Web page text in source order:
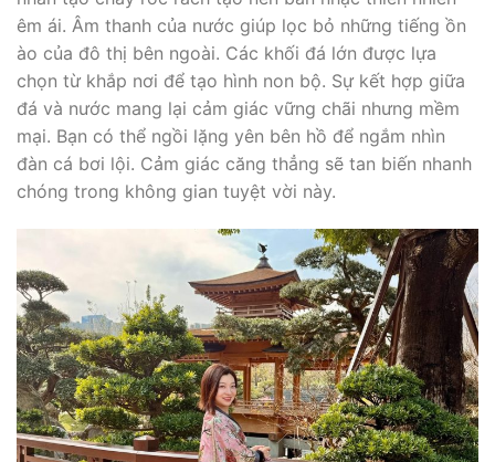
êm ái. Âm thanh của nước giúp lọc bỏ những tiếng ồn
ào của đô thị bên ngoài. Các khối đá lớn được lựa
chọn từ khắp nơi để tạo hình non bộ. Sự kết hợp giữa
đá và nước mang lại cảm giác vững chãi nhưng mềm
mại. Bạn có thể ngồi lặng yên bên hồ để ngắm nhìn
đàn cá bơi lội. Cảm giác căng thẳng sẽ tan biến nhanh
chóng trong không gian tuyệt vời này.